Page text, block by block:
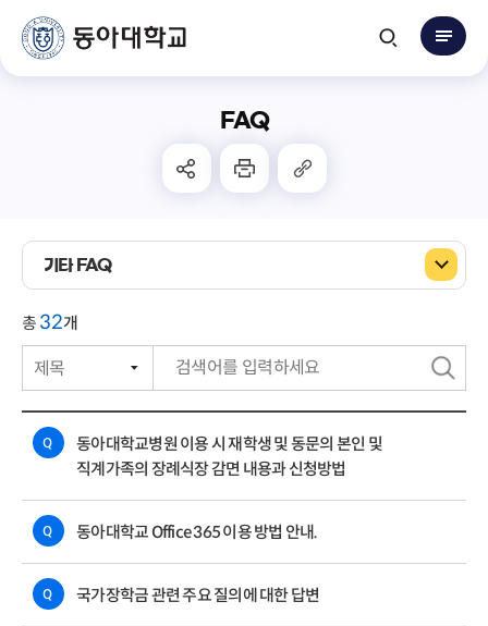
FAQ
기타 FAQ
총 32개
검
색
Q
동아대학교병원 이용 시 재학생 및 동문의 본인 및
직계가족의 장례식장 감면 내용과 신청방법
Q 동아대학교 Office 365 이용 방법 안내.
Q 국가장학금 관련 주요 질의에 대한 답변